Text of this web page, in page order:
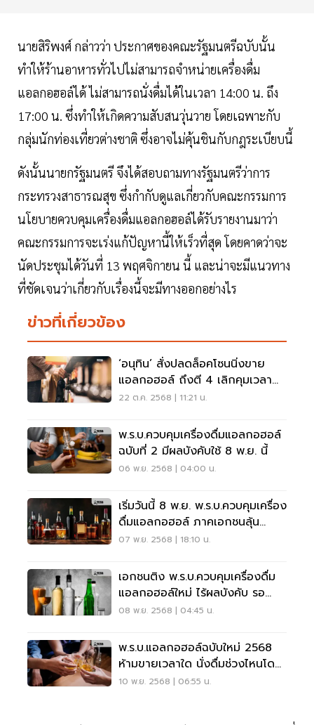
นายสิริพงศ์ กล่าวว่า ประกาศของคณะรัฐมนตรีฉบับนั้น
ทำให้ร้านอาหารทั่วไปไม่สามารถจำหน่ายเครื่องดื่ม
แอลกอฮอล์ได้ ไม่สามารถนั่งดื่มได้ในเวลา 14:00 น. ถึง
17:00 น. ซึ่งทำให้เกิดความสับสนวุ่นวาย โดยเฉพาะกับ
กลุ่มนักท่องเที่ยวต่างชาติ ซึ่งอาจไม่คุ้นชินกับกฎระเบียบนี้
ดังนั้นนายกรัฐมนตรี จึงได้สอบถามทางรัฐมนตรีว่าการ
กระทรวงสาธารณสุข ซึ่งกำกับดูแลเกี่ยวกับคณะกรรมการ
นโยบายควบคุมเครื่องดื่มแอลกอฮอล์ได้รับรายงานมาว่า
คณะกรรมการจะเร่งแก้ปัญหานี้ให้เร็วที่สุด โดยคาดว่าจะ
นัดประชุมได้วันที่ 13 พฤศจิกายน นี้ และน่าจะมีแนวทาง
ที่ชัดเจนว่าเกี่ยวกับเรื่องนี้จะมีทางออกอย่างไร
ข่าวที่เกี่ยวข้อง
‘อนุทิน’ สั่งปลดล็อคโซนนิ่งขาย
แอลกอฮอล์ ถึงตี 4 เลิกคุมเวลา
ขายเหล้า
22 ต.ค. 2568 | 11:21 น.
พ.ร.บ.ควบคุมเครื่องดื่มแอลกอฮอล์
ฉบับที่ 2 มีผลบังคับใช้ 8 พ.ย. นี้
06 พ.ย. 2568 | 04:00 น.
เริ่มวันนี้ 8 พ.ย. พ.ร.บ.ควบคุมเครื่อง
ดื่มแอลกอฮอล์ ภาคเอกชนลุ้น
กฎหมายลูก
07 พ.ย. 2568 | 18:10 น.
เอกชนติง พ.ร.บ.ควบคุมเครื่องดื่ม
แอลกอฮอล์ใหม่ ไร้ผลบังคับ รอ
กม.ลูก
08 พ.ย. 2568 | 04:45 น.
พ.ร.บ.แอลกอฮอล์ฉบับใหม่ 2568
ห้ามขายเวลาใด นั่งดื่มช่วงไหนโดน
ปรับ
10 พ.ย. 2568 | 06:55 น.